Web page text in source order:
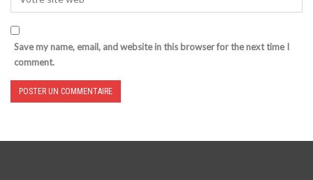
Save my name, email, and website in this browser for the next time I
comment.